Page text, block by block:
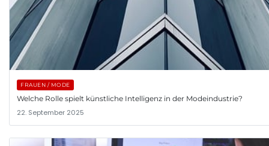
FRAUEN / MODE
Welche Rolle spielt künstliche Intelligenz in der Modeindustrie?
22. September 2025